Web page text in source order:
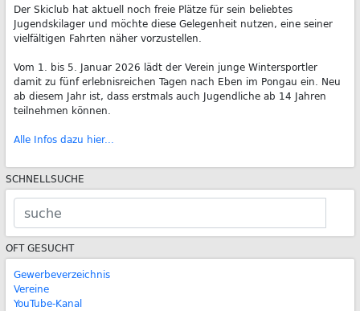
Der Skiclub hat aktuell noch freie Plätze für sein beliebtes
Jugendskilager und möchte diese Gelegenheit nutzen, eine seiner
vielfältigen Fahrten näher vorzustellen.
Vom 1. bis 5. Januar 2026 lädt der Verein junge Wintersportler
damit zu fünf erlebnisreichen Tagen nach Eben im Pongau ein. Neu
ab diesem Jahr ist, dass erstmals auch Jugendliche ab 14 Jahren
teilnehmen können.
Alle Infos dazu hier...
SCHNELLSUCHE
OFT GESUCHT
Gewerbeverzeichnis
Vereine
YouTube-Kanal